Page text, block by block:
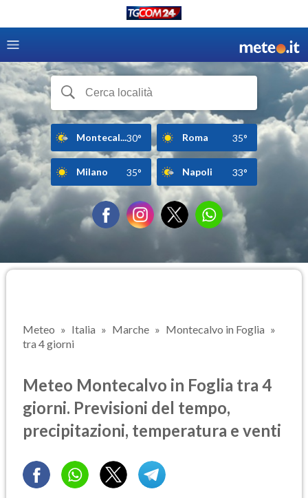
Montecal...30° Roma 35°
Milano 35° Napoli 33°
Meteo Italia Marche
Montecalvo in Foglia
tra 4 giorni
Meteo Montecalvo in Foglia tra 4
giorni. Previsioni del tempo,
precipitazioni, temperatura e venti